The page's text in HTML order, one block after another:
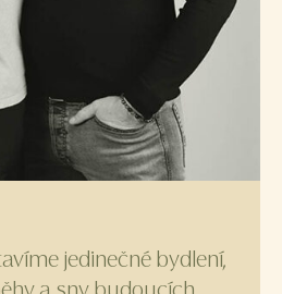
jedinečné bydlení,